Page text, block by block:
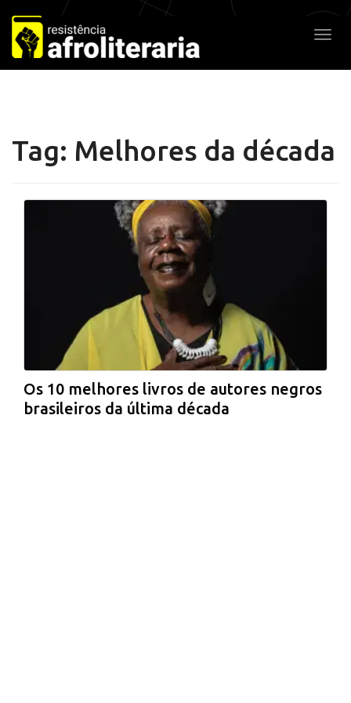
Pular
para
o
conteúdo
Tag: Melhores da década
Os 10 melhores livros de autores negros
brasileiros da última década